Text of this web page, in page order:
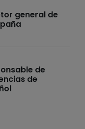
general de
de
de